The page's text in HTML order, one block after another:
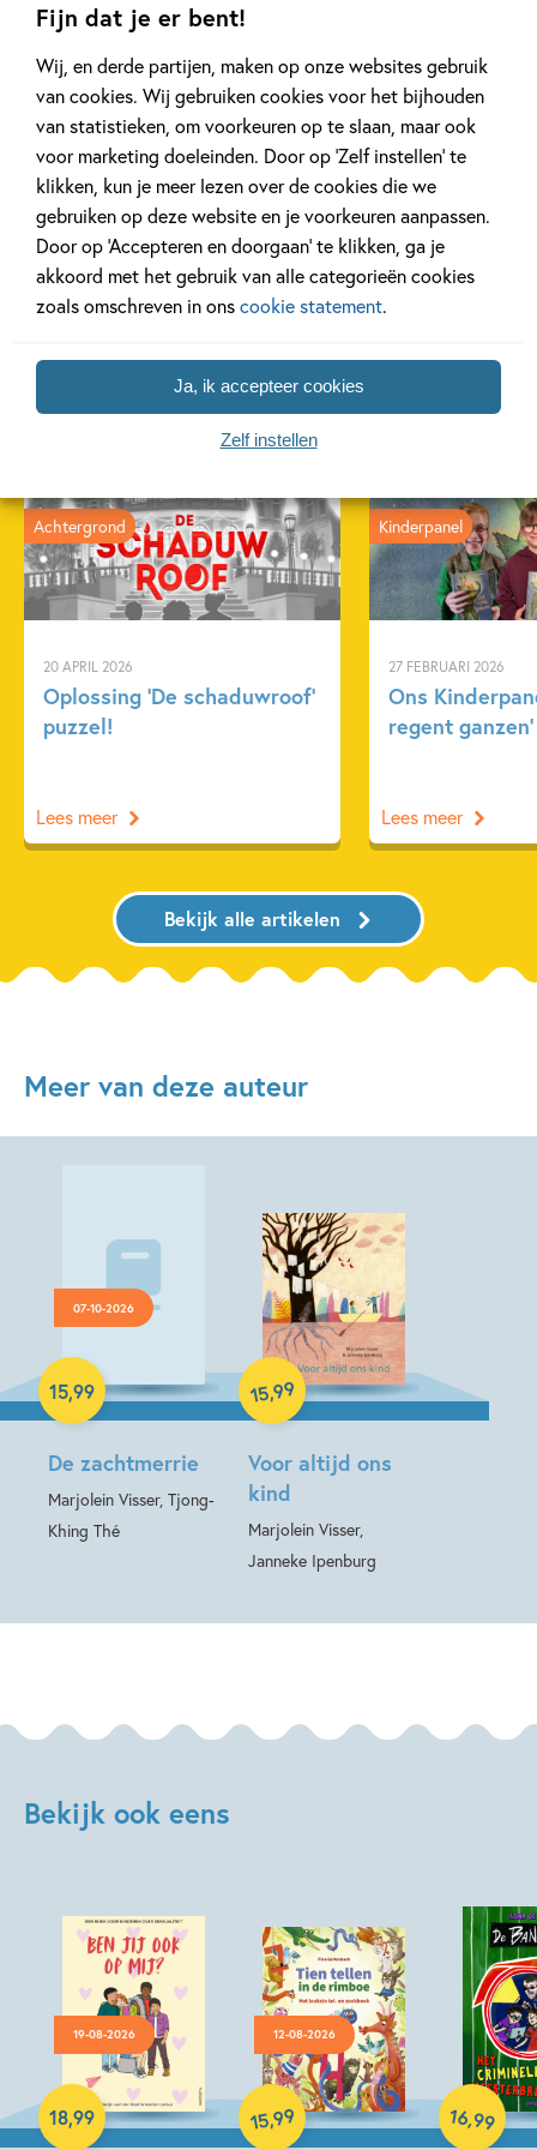
Fijn dat je er bent!
Wij, en derde partijen, maken op onze websites gebruik
van cookies. Wij gebruiken cookies voor het bijhouden
van statistieken, om voorkeuren op te slaan, maar ook
voor marketing doeleinden. Door op ‘Zelf instellen’ te
klikken, kun je meer lezen over de cookies die we
gebruiken op deze website en je voorkeuren aanpassen.
Door op ‘Accepteren en doorgaan’ te klikken, ga je
akkoord met het gebruik van alle categorieën cookies
zoals omschreven in onscookie statement.
Ja, ik accepteer cookies
Zelf instellen
Gerelateerde artikelen
20 APRIL 2026
Oplossing ‘De schaduwroof’
puzzel!
Achtergrond
Lees meer
27 FEBRUARI 2026
Ons
regent ganzen’
Kinderpanel
Lees meer
Bekijk alle artikelen
Meer van deze auteur
07-10-2026
De zachtmerrie
Marjolein Visser, Tjong-
Khing Thé
15,99
Voor altijd ons
kind
Marjolein Visser,
Janneke Ipenburg
15,99
Hardcover
Bekijk ook eens
19-08-2026
18,99
Hardcover
12-08-2026
15,99
Hardcover
16,99
Hardcover